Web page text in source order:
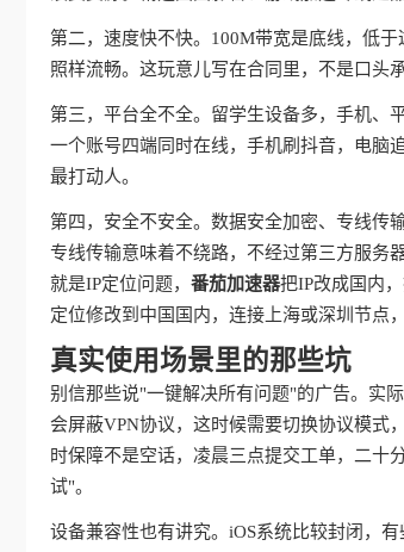
第二，速度快不快。100M带宽是底线，低于
照样流畅。这玩意儿写在合同里，不是口头
第三，平台全不全。留学生设备多，手机、
一个账号四端同时在线，手机刷抖音，电脑
最打动人。
第四，安全不安全。数据安全加密、专线传
专线传输意味着不绕路，不经过第三方服务
就是IP定位问题， 番茄加速器把IP改成国内
定位修改到中国国内，连接上海或深圳节点
真实使用场景里的那些坑
别信那些说"一键解决所有问题"的广告。实
会屏蔽VPN协议，这时候需要切换协议模式
时保障不是空话，凌晨三点提交工单，二十
试"。
设备兼容性也有讲究。iOS系统比较封闭，